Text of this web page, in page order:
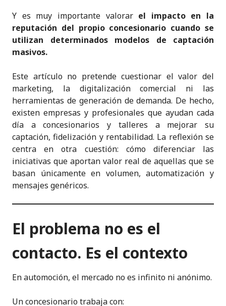
Y es muy importante valorar el impacto en la
reputación del propio concesionario cuando se
utilizan determinados modelos de captación
masivos.
Este artículo no pretende cuestionar el valor del
marketing, la digitalización comercial ni las
herramientas de generación de demanda. De hecho,
existen empresas y profesionales que ayudan cada
día a concesionarios y talleres a mejorar su
captación, fidelización y rentabilidad. La reflexión se
centra en otra cuestión: cómo diferenciar las
iniciativas que aportan valor real de aquellas que se
basan únicamente en volumen, automatización y
mensajes genéricos.
El problema no es el
contacto. Es el contexto
En automoción, el mercado no es infinito ni anónimo.
Un concesionario trabaja con: